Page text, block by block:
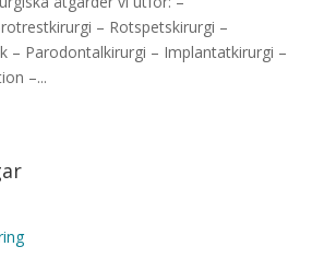
– Rotspetskirurgi –
– Parodontalkirurgi – Implantatkirurgi –
–...